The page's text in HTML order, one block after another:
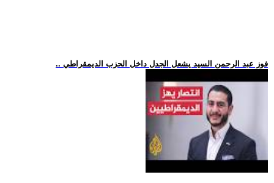
.. فوز عبد الرحمن السيد يشعل الجدل داخل الحزب الديمقراطي